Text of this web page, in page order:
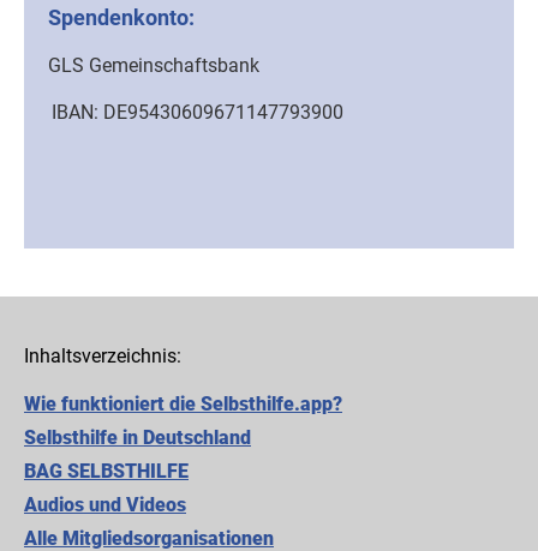
Spendenkonto:
GLS Gemeinschaftsbank
IBAN: DE95430609671147793900
Inhaltsverzeichnis:
Wie funktioniert die Selbsthilfe.app?
Selbsthilfe in Deutschland
BAG SELBSTHILFE
Audios und Videos
Alle Mitgliedsorganisationen